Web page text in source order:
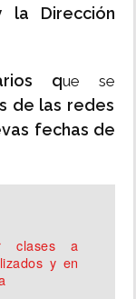
la Dirección
que se
de las redes
fechas de
clases a
y en